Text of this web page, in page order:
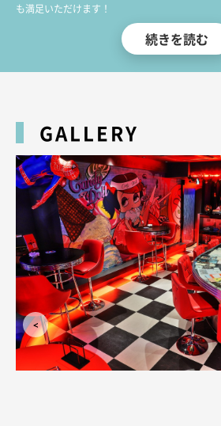
も満足いただけます！
そんな店内ではアメスク風のカワイイ衣装を纏
どの子も愛嬌抜群なので、楽しく会話とお酒が
続きを読む
GALLERY